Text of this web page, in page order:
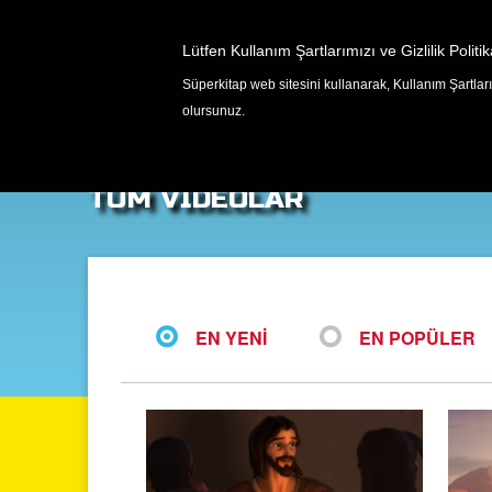
Lütfen Kullanım Şartlarımızı ve Gizlilik
Süperkitap web sitesini kullanarak, Kullanım
olursunuz.
OYUNLAR
TÜM VIDEOLAR
EN YENI EN POPÜLER